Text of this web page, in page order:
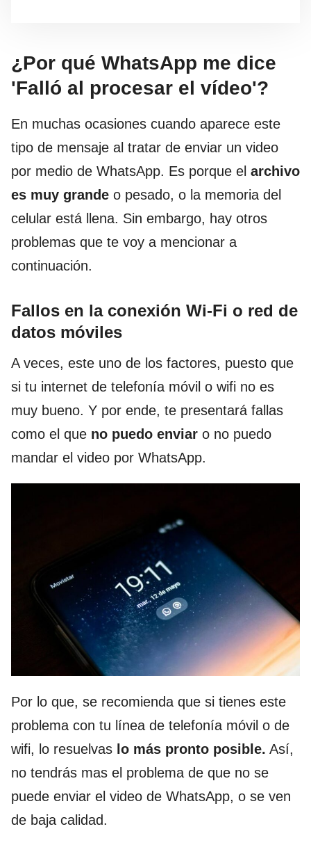
¿Por qué WhatsApp me dice
'Falló al procesar el vídeo'?
En muchas ocasiones cuando aparece este
tipo de mensaje al tratar de enviar un video
por medio de WhatsApp. Es porque el archivo
es muy grande o pesado, o la memoria del
celular está llena. Sin embargo, hay otros
problemas que te voy a mencionar a
continuación.
Fallos en la conexión Wi-Fi o red de
datos móviles
A veces, este uno de los factores, puesto que
si tu internet de telefonía móvil o wifi no es
muy bueno. Y por ende, te presentará fallas
como el que no puedo enviar o no puedo
mandar el video por WhatsApp.
Por lo que, se recomienda que si tienes este
problema con tu línea de telefonía móvil o de
wifi, lo resuelvas lo más pronto posible. Así,
no tendrás mas el problema de que no se
puede enviar el video de WhatsApp, o se ven
de baja calidad.